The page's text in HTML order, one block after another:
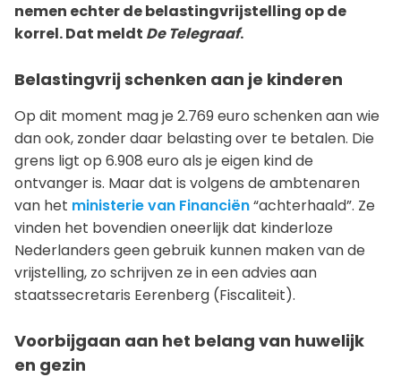
nemen echter de belastingvrijstelling op de
korrel. Dat meldt De Telegraaf.
Belastingvrij schenken aan je kinderen
Op dit moment mag je 2.769 euro schenken aan wie
dan ook, zonder daar belasting over te betalen. Die
grens ligt op 6.908 euro als je eigen kind de
ontvanger is. Maar dat is volgens de ambtenaren
van het ministerie van Financiën“achterhaald”. Ze
vinden het bovendien oneerlijk dat kinderloze
Nederlanders geen gebruik kunnen maken van de
vrijstelling, zo schrijven ze in een advies aan
staatssecretaris Eerenberg (Fiscaliteit).
Voorbijgaan aan het belang van huwelijk
en gezin